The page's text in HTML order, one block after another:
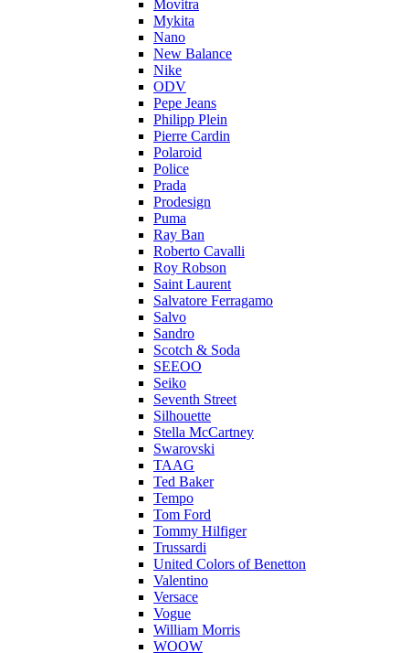
Movitra
Mykita
Nano
New Balance
Nike
ODV
Pepe Jeans
Philipp Plein
Pierre Cardin
Polaroid
Police
Prada
Prodesign
Puma
Ray Ban
Roberto Cavalli
Roy Robson
Saint Laurent
Salvatore Ferragamo
Salvo
Sandro
Scotch & Soda
SEEOO
Seiko
Seventh Street
Silhouette
Stella McCartney
Swarovski
TAAG
Ted Baker
Tempo
Tom Ford
Tommy Hilfiger
Trussardi
United Colors of Benetton
Valentino
Versace
Vogue
William Morris
WOOW